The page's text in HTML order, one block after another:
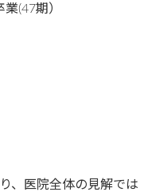
(47期）
、医院全体の見解では